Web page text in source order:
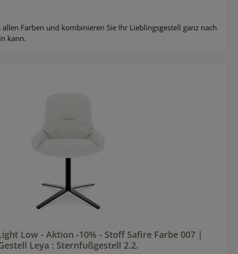
allen Farben und kombinieren Sie Ihr Lieblingsgestell ganz nach
kann.
Low - Aktion -10% - Stoff Safire Farbe 007 |
Leya : Sternfußgestell 2.2.